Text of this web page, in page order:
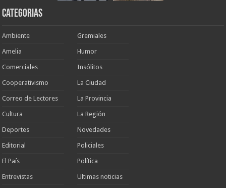
Categorias
Ambiente
Amelia
Comerciales
Cooperativismo
Correo de Lectores
Cultura
Deportes
Editorial
El País
Entrevistas
Gremiales
Humor
Insólitos
La Ciudad
La Provincia
La Región
Novedades
Policiales
Política
Ultimas noticias